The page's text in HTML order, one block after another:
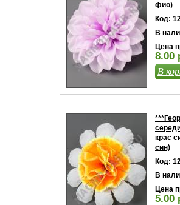
фио)
Код:
В
Цена
8.00
В
крас
син)
Код:
В
Цена
5.00